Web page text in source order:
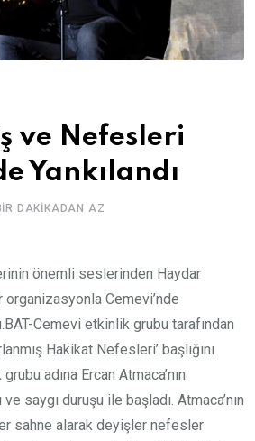
ve Nefesleri
Yankılandı
DAKIKADAN AZ
önemli seslerinden Haydar
Cemevi’nde
Cemevi etkinlik grubu tarafından
Hakikat Nefesleri’ başlığını
adına Ercan Atmaca’nın
saygı duruşu ile başladı. Atmaca’nın
sahne alarak deyişler nefesler